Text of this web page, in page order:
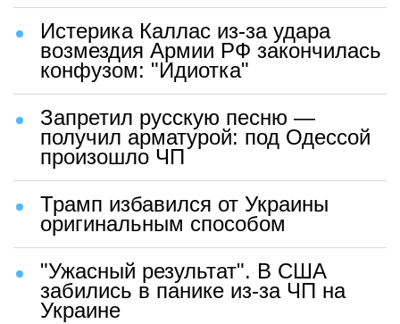
Истерика Каллас из-за удара
возмездия Армии РФ закончилась
конфузом: "Идиотка"
Запретил русскую песню —
получил арматурой: под Одессой
произошло ЧП
Трамп избавился от Украины
оригинальным способом
"Ужасный результат". В США
забились в панике из-за ЧП на
Украине